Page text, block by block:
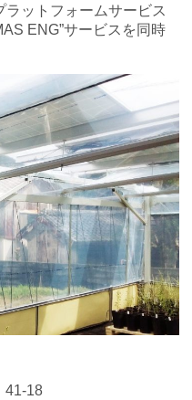
ラットフォームサービス
ENG”サービスを同時
41-18